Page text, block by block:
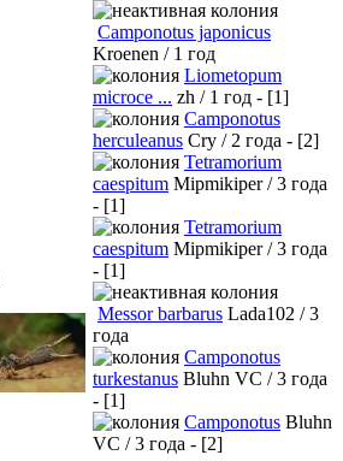
Camponotus japonicus
Kroenen / 1 год
Liometopum
microce ... zh / 1 год - [1]
Camponotus
herculeanus Cry / 2 года - [2]
Tetramorium
caespitum Mipmikiper / 3 года
- [1]
Tetramorium
caespitum Mipmikiper / 3 года
- [1]
Messor barbarus Lada102 / 3
года
Camponotus
turkestanus Bluhn VC / 3 года
- [1]
Camponotus Bluhn
VC / 3 года - [2]